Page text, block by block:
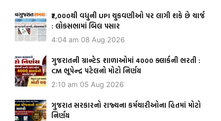
₹2,000થી વધુની UPI ચુકવણીઓ પર લાગી શકે છે ચાર્જ
: લોકસભામાં બિલ પસાર
4:04 am 08 Aug 2026
ગુજરાતની ગ્રાન્ટેડ શાળાઓમાં 4000 ક્લાર્કની ભરતી :
CM ભૂપેન્દ્ર પટેલનો મોટો નિર્ણય
2:10 am 05 Aug 2026
ગુજરાત સરકારનો રાજ્યના કર્મચારીઓના હિતમાં મોટો
નિર્ણય